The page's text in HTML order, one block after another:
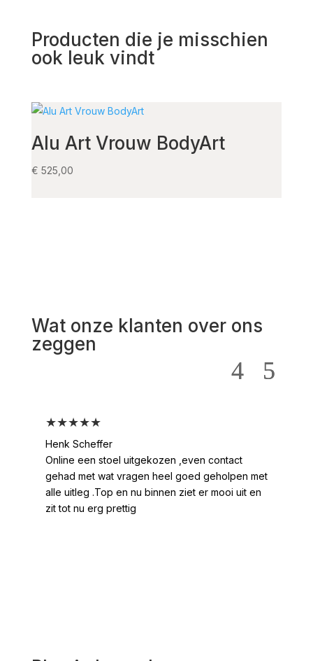
Producten die je misschien
ook leuk vindt
Alu Art Vrouw BodyArt
€ 525,00
Wat onze klanten over ons
zeggen
★★★★★
Henk Scheffer
Online een stoel uitgekozen ,even contact
gehad met wat vragen heel goed geholpen met
alle uitleg .Top en nu binnen ziet er mooi uit en
zit tot nu erg prettig